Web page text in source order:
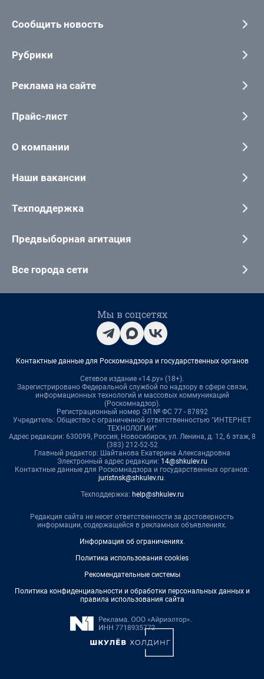
Сообщить новость
Рубрики
Реклама на сайте
Прайс-лист
О компании
Наши вакансии
Техподдержка
Предвыборная агитация
Все города сети
Мы в соцсетях
Контактные данные для Роскомнадзора и государственных органов
Сетевое издание «14.ру» (18+).
Зарегистрировано Федеральной службой по надзору в сфере связи,
информационных технологий и массовых коммуникаций
(Роскомнадзор).
Регистрационный номер ЭЛ № ФС 77 - 87892
Учредитель: Общество с ограниченной ответственностью "ИНТЕРНЕТ
ТЕХНОЛОГИИ"
Адрес редакции: 630099, Россия, Новосибирск, ул. Ленина, д. 12, 6 этаж, 8
(383) 212-52-52
Главный редактор: Шайтанова Екатерина Александровна
Электронный адрес редакции: 14@shkulev.ru
Контактные данные для Роскомнадзора и государственных органов:
juristnsk@shkulev.ru.
Техподдержка: help@shkulev.ru
Редакция сайта не несет ответственности за достоверность
информации, содержащейся в рекламных объявлениях.
Информация об ограничениях.
Политика использования cookies
Рекомендательные системы
Политика конфиденциальности и обработки персональных данных и
правила использования сайта